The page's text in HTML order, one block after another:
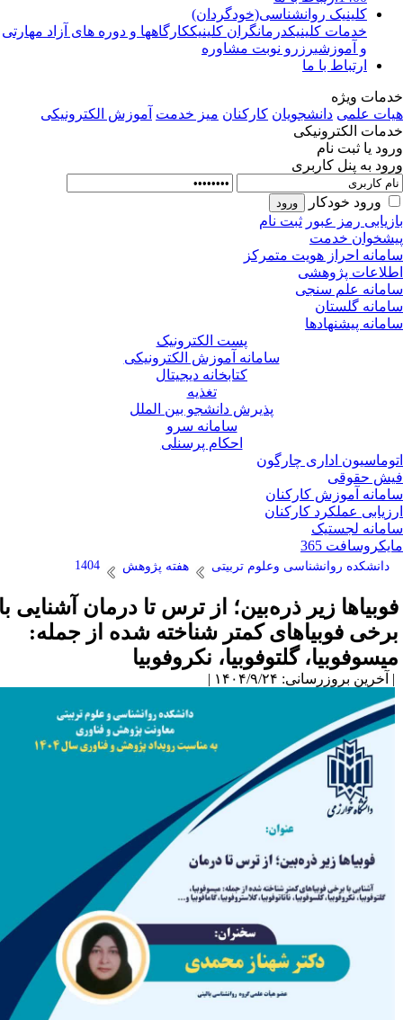
کلینیک روانشناسی(خودگردان)
خدمات کلینیکدرمانگران کلینیککارگاهها و دوره های آزاد مهارتی
و آموزشیرزرو نوبت مشاوره
ارتباط با ما
ویژه
علمی دانشجویان کارکنان میز خدمت آموزش الکترونیکی
الکترونیکی
یا ثبت نام
به پنل کاربری
ورود خودکار
رمز عبور ثبت نام
خدمت
احراز هویت متمرکز
پژوهشی
علم سنجی
گلستان
پیشنهادها
پست الکترونیک
سامانه آموزش الکترونیکی
کتابخانه دیجیتال
تغذیه
پذیرش دانشجو بین الملل
سامانه سرو
احکام پرسنلی
اداری چارگون
حقوقی
آموزش کارکنان
عملکرد کارکنان
لجستیک
365
دانشکده روانشناسی وعلوم تربیتی هفته پژوهش 1404
زیر ذره‌بین؛ از ترس تا درمان آشنایی با
فوبیاهای کمتر شناخته شده از جمله:
گلتوفوبیا، نکروفوبیا
بروزرسانی: ۱۴۰۴/۹/۲۴ |